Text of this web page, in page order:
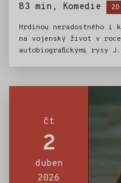
83 min, Komedie 2D
Hrdinou neradostného i
na vojenský život v
autobiografickými rysy
s manželkou jednoho z
jeho vzpomínky na
a především to, jak s
blbosti, útočící ze
čt
2
duben
2026